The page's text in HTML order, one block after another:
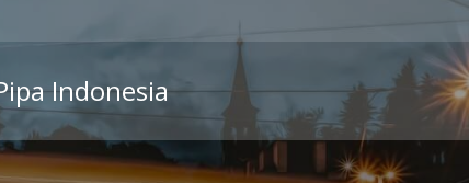
Indonesia